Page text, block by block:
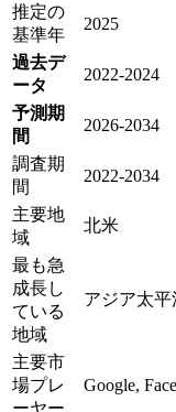
推定の
基準年
2025
過去デ
ータ
2022-2024
予測期
間
2026-2034
調査期
間
2022-2034
主要地
域
北米
最も急
成長し
ている
地域
アジア太平
主要市
場プレ
ーヤー
Google,